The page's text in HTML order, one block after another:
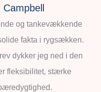
Campbell
og tankevækkende
fakta i rygsækken.
dykker jeg ned i den
fleksibilitet, stærke